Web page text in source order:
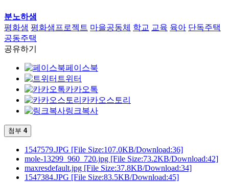
분노하샘
평화샘 평화샘프로젝트 마을공동체 학교 교육 육아 단독주택
공동주택
공유하기
페이스북
트위터
카카오톡
카카오스토리
링크복사
첨부 4
1547579.JPG [File Size:107.0KB/Download:36]
mole-13299_960_720.jpg [File Size:73.2KB/Download:42]
maxresdefault.jpg [File Size:37.8KB/Download:34]
1547384.JPG [File Size:83.5KB/Download:45]